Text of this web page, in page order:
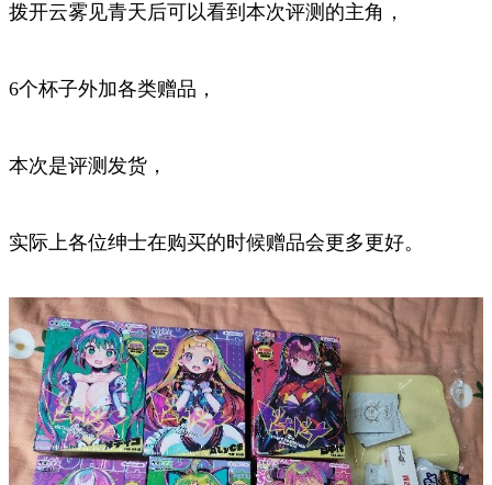
拨开云雾见青天后可以看到本次评测的主角，
6个杯子外加各类赠品，
本次是评测发货，
实际上各位绅士在购买的时候赠品会更多更好。